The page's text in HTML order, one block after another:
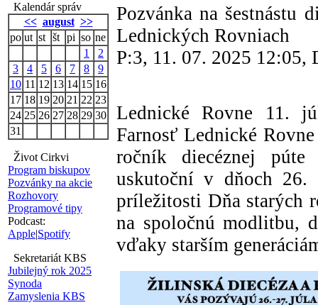
Kalendár správ
<< august >>
po ut st št pi so ne
1
2
3
4 5 6 7 8
9
10 11 12 13 14 15 16
17 18 19 20 21 22 23
24 25 26 27 28 29 30
31
Život Cirkvi
Program biskupov
Pozvánky na akcie
Rozhovory
Programové tipy
Podcast:
Apple|Spotify
Sekretariát KBS
Jubilejný rok 2025
Synoda
Zamyslenia KBS
Pozvánka na šestnástu
Lednických Rovniach
P:3, 11. 07. 2025 12:05,
Lednické Rovne 11.
Farnosť Lednické
ročník diecéznej
uskutoční v dňoch
príležitosti Dňa starých
na spoločnú modlitbu,
vďaky starším